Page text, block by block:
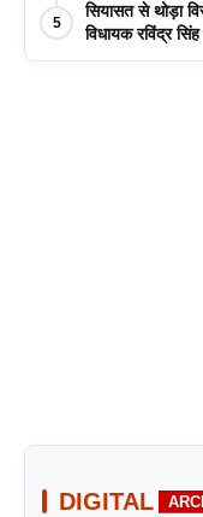
5
सियासत से थोड़ा
विधायक रविंद्र सिंह
DIGITAL